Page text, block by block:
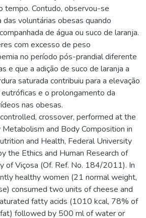
tempo. Contudo, observou-se
voluntárias obesas quando
de água ou suco de laranja.
com excesso de peso
no período pós-prandial diferente
e que a adição de suco de laranja a
saturada contribuiu para a elevação
e o prolongamento da
nas obesas.
crossover, performed at the
and Body Composition in
and Health, Federal University
the Ethics and Human Research of
of Viçosa (Of. Ref. No. 184/2011). In
healthy women (21 normal weight,
consumed two units of cheese and
fatty acids (1010 kcal, 78% of
followed by 500 ml of water or